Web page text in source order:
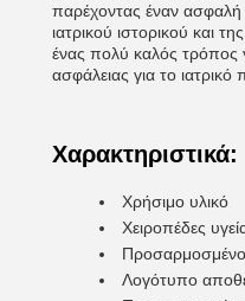
παρέχοντας έναν
ιατρικού ιστορικού και
ένας πολύ καλός τρόπος
ασφάλειας για το
Χαρακτηριστικά:
Χρήσιμο υλικό
Χειροπέδες
Λογότυπο